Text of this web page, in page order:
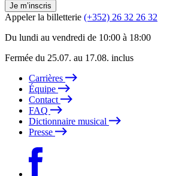
Je m’inscris
Appeler la billetterie (+352) 26 32 26 32
Du lundi au vendredi de 10:00 à 18:00
Fermée du 25.07. au 17.08. inclus
Carrières
Équipe
Contact
FAQ
Dictionnaire musical
Presse